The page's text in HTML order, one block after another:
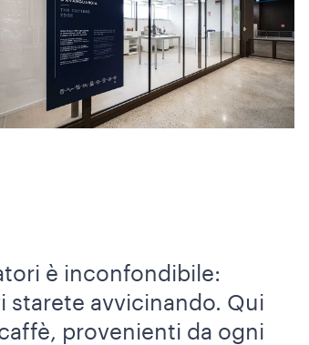
è inconfondibile:
starete avvicinando. Qui
provenienti da ogni